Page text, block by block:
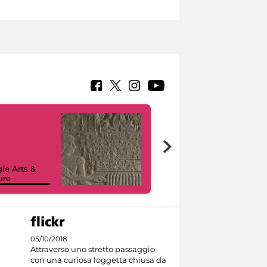
Arts &
05/10/2018
Attraverso uno stretto passaggio
con una curiosa loggetta chiusa da